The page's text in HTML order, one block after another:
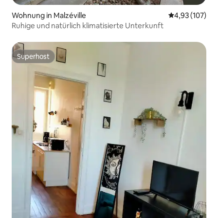
Wohnung in Malzéville
4,93 (107)
Ruhige und natürlich klimatisierte Unterkunft
Superhost
Superhost